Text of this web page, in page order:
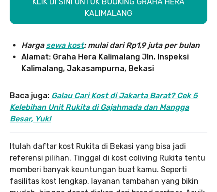
KALIMALANG
Harga sewa kost: mulai dari Rp1,9 juta per bulan
Alamat: Graha Hera Kalimalang Jln. Inspeksi
Kalimalang, Jakasampurna, Bekasi
Baca juga: Galau Cari Kost di Jakarta Barat? Cek 5
Kelebihan Unit Rukita di Gajahmada dan Mangga
Besar, Yuk!
Itulah daftar kost Rukita di Bekasi yang bisa jadi
referensi pilihan. Tinggal di kost coliving Rukita tentu
memberi banyak keuntungan buat kamu. Seperti
fasilitas kost lengkap, layanan tambahan yang bikin